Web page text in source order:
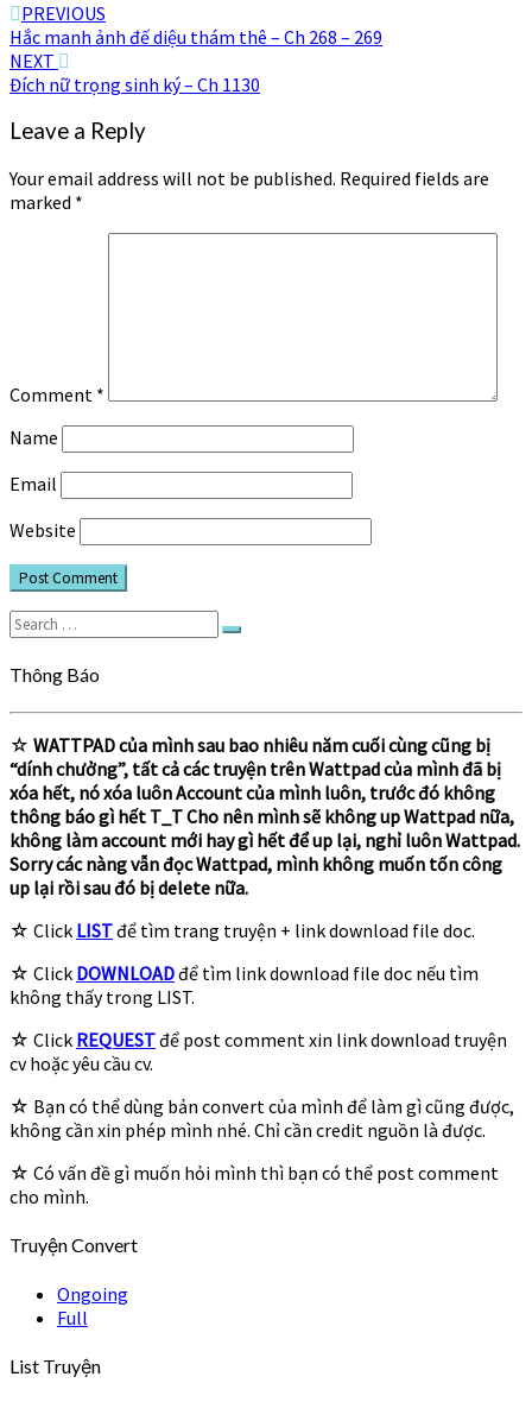
Post
navigation
PREVIOUS
Hắc manh ảnh đế diệu thám thê – Ch 268 – 269
NEXT
Đích nữ trọng sinh ký – Ch 1130
Leave a Reply
Your email address will not be published. Required fields are
marked *
Comment *
Name
Email
Website
Search
for:
Search
Thông Báo
☆ WATTPAD của mình sau bao nhiêu năm cuối cùng cũng bị
“dính chưởng”, tất cả các truyện trên Wattpad của mình đã bị
xóa hết, nó xóa luôn Account của mình luôn, trước đó không
thông báo gì hết T_T Cho nên mình sẽ không up Wattpad nữa,
không làm account mới hay gì hết để up lại, nghỉ luôn Wattpad.
Sorry các nàng vẫn đọc Wattpad, mình không muốn tốn công
up lại rồi sau đó bị delete nữa.
☆ Click LISTđể tìm trang truyện + link download file doc.
☆ Click DOWNLOADđể tìm link download file doc nếu tìm
không thấy trong LIST.
☆ Click REQUESTđể post comment xin link download truyện
cv hoặc yêu cầu cv.
☆ Bạn có thể dùng bản convert của mình để làm gì cũng được,
không cần xin phép mình nhé. Chỉ cần credit nguồn là được.
☆ Có vấn đề gì muốn hỏi mình thì bạn có thể post comment
cho mình.
Truyện Convert
Ongoing
Full
List Truyện